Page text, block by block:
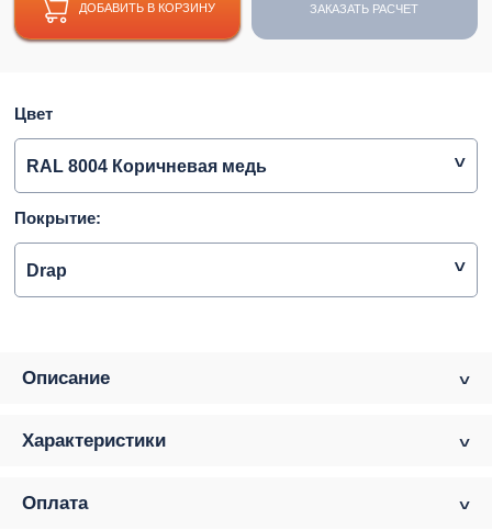
ДОБАВИТЬ В КОРЗИНУ ЗАКАЗАТЬ РАСЧЕТ
Цвет
RAL 8004 Коричневая медь
Покрытие:
Drap
Описание
Характеристики
Оплата